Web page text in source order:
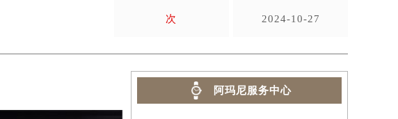
次
2024-10-27
阿玛尼服务中心